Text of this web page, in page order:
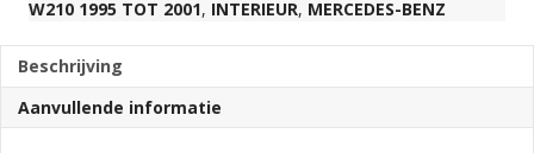
aantal
W210 1995 TOT 2001, INTERIEUR, MERCEDES-BENZ
Beschrijving
Aanvullende informatie